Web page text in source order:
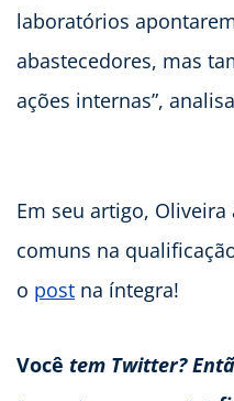
laboratórios
abastecedores, mas
ações internas”,
Em seu artigo,
comuns na
o post na íntegra!
Você tem Twitter?